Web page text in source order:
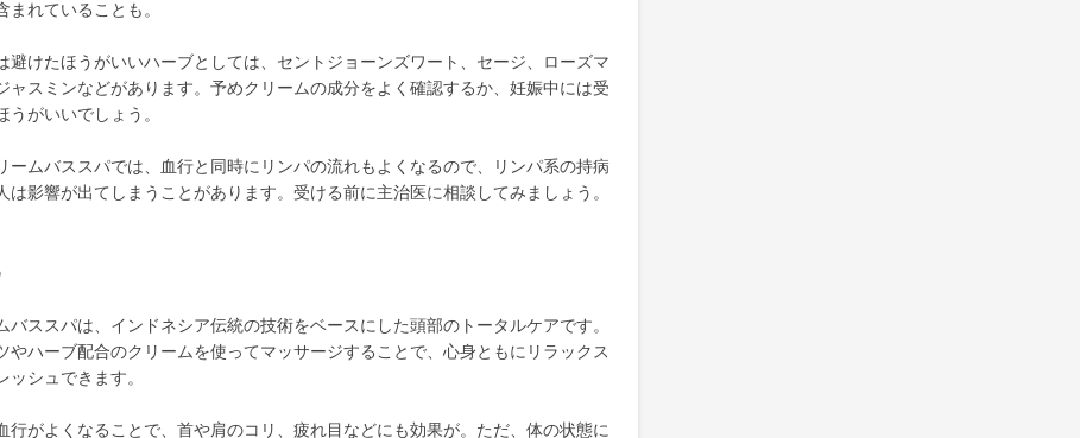
まれていることも。
避けたほうがいいハーブとしては、セントジョーンズワート、セージ、ローズマ
ャスミンなどがあります。予めクリームの成分をよく確認するか、妊娠中には受
うがいいでしょう。
ームバススパでは、血行と同時にリンパの流れもよくなるので、リンパ系の持病
は影響が出てしまうことがあります。受ける前に主治医に相談してみましょう。
バススパは、インドネシア伝統の技術をベースにした頭部のトータルケアです。
やハーブ配合のクリームを使ってマッサージすることで、心身ともにリラックス
ッシュできます。
行がよくなることで、首や肩のコリ、疲れ目などにも効果が。ただ、体の状態に